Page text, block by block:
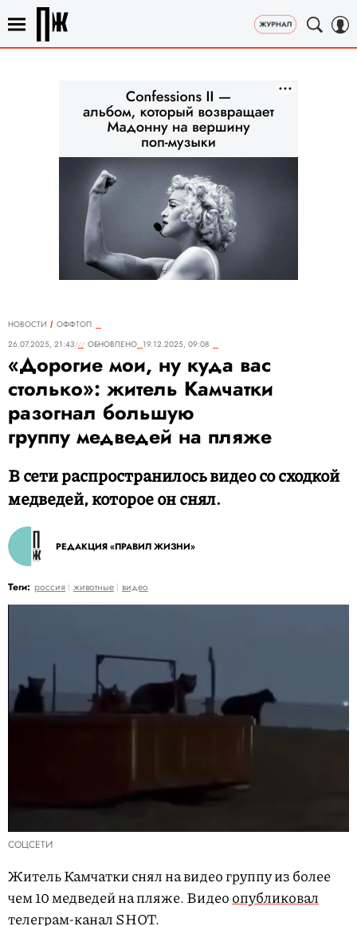
НОВОСТИ
ОФФТОП
26.07.2025, 21:43
ОБНОВЛЕНО 19.12.2025, 09:08
«Дорогие мои, ну куда вас
столько»: житель Камчатки
разогнал большую
группу медведей на пляже
В сети распространилось видео со сходкой
медведей, которое он снял.
РЕДАКЦИЯ «ПРАВИЛ ЖИЗНИ»
Теги: россия животные видео
СОЦСЕТИ
Житель Камчатки снял на видео группу из более
чем 10 медведей на пляже. Видеоопубликовал
телеграм-канал SHOT.